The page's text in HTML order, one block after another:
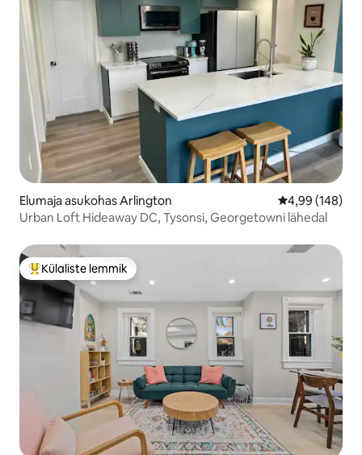
Elumaja asukohas Arlington Keskmine
4,99 (148)
Urban Loft Hideaway DC, Tysonsi, Georgetowni lähedal
Külaliste suur lemmik
Külaliste lemmik